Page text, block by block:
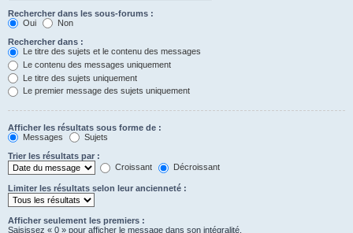
Rechercher dans les sous-forums :
Oui
Non
Rechercher dans :
Le titre des sujets et le contenu des messages
Le contenu des messages uniquement
Le titre des sujets uniquement
Le premier message des sujets uniquement
Afficher les résultats sous forme de :
Messages
Sujets
Trier les résultats par :
Croissant
Décroissant
Limiter les résultats selon leur ancienneté :
Afficher seulement les premiers :
Saisissez « 0 » pour afficher le message dans son intégralité.